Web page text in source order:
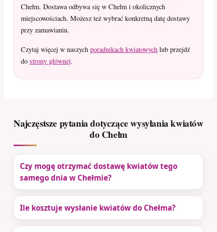
Chełm. Dostawa odbywa się w Chełm i okolicznych
miejscowościach. Możesz też wybrać konkretną datę dostawy
przy zamawianiu.
Czytaj więcej w naszych poradnikach kwiatowych lub przejdź
do strony głównej.
Najczęstsze pytania dotyczące wysyłania kwiatów
do Chełm
Czy mogę otrzymać dostawę kwiatów tego
samego dnia w Chełmie?
Ile kosztuje wysłanie kwiatów do Chełma?